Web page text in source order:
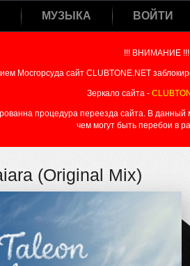
МУЗЫКА ВОЙТИ
!!! ВНИМАНИЕ !!!
Мосгорсуда сайт CLUBTONE.NET
Зеркало сайта -
процедура переезда сайта. В данный
чем могут быть перебои в
(Original Mix)